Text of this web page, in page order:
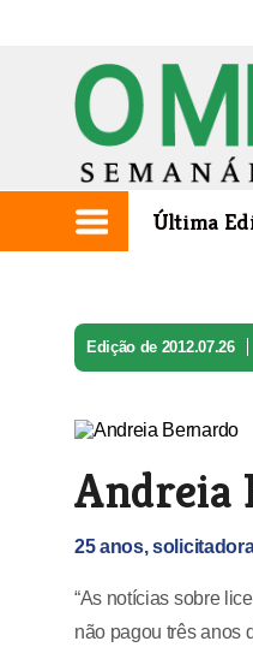
Última
Edição de 2012.07.26
Andreia
25 anos,
“As notícias sobre
não pagou três anos